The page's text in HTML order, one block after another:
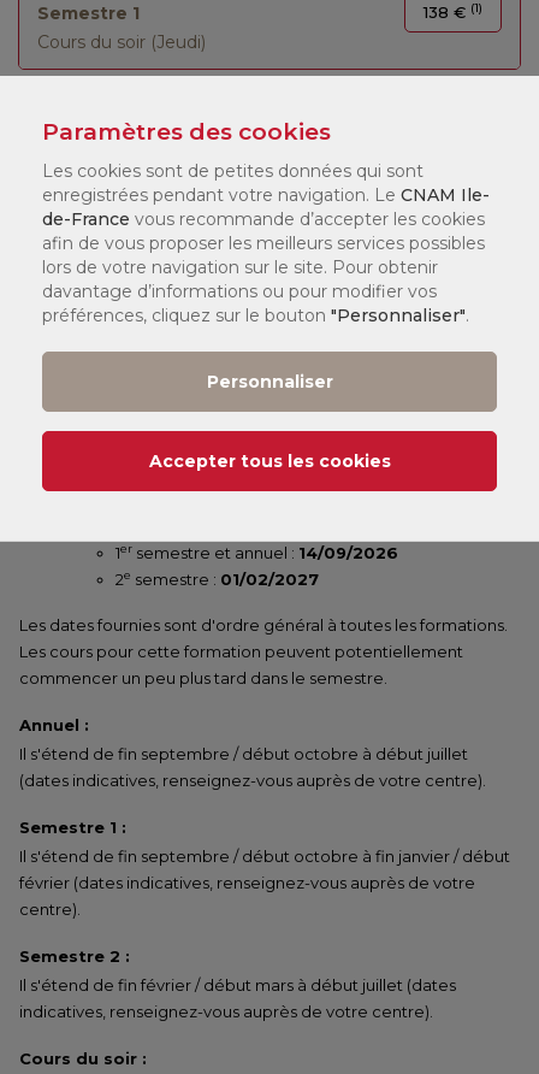
Semestre 1
Cours du soir (Jeudi)
138 € (1)
LÉGENDE :
Tarif
:
Vous pouvez consulter nos tarifs ici
Selon votre statut, il existe différents dispositifs de financement
qui peuvent financer jusqu'à 100 % de votre formation. Nos
Date de début de cours :
semestre et annuel :14/09/2026
e
1er semestre et annuel : 14/09/2026
2e semestre : 01/02/2027
Les dates fournies sont d'ordre général à toutes les formations.
Les cours pour cette formation peuvent potentiellement
commencer un peu plus tard dans le semestre.
Annuel :
Il s'étend de fin septembre / début octobre à début juillet
(dates indicatives, renseignez-vous auprès de votre centre).
Semestre 1 :
Il s'étend de fin septembre / début octobre à fin janvier / début
février (dates indicatives, renseignez-vous auprès de votre
centre).
Semestre 2 :
Il s'étend de fin février / début mars à début juillet (dates
indicatives, renseignez-vous auprès de votre centre).
Cours du soir :
Paramètres des cookies
Les cookies sont de petites données qui sont
enregistrées pendant votre navigation. Le CNAM Ile-
de-France vous recommande d’accepter les cookies
afin de vous proposer les meilleurs services possibles
lors de votre navigation sur le site. Pour obtenir
davantage d’informations ou pour modifier vos
préférences, cliquez sur le bouton "Personnaliser".
Personnaliser
Accepter tous les cookies